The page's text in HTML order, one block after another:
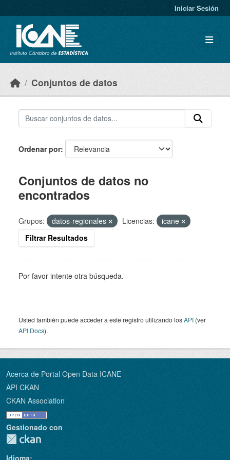
Iniciar Sesión
Conjuntos de datos
Ordenar por
Conjuntos de datos no
encontrados
Grupos: datos-regionales Licencias:
icane
Filtrar Resultados
Por favor intente otra búsqueda.
Usted también puede acceder a este registro utilizando losAPI (ver
API Docs).
Acerca de Portal Open Data ICANE
API CKAN
CKAN Association
Gestionado con
Idioma